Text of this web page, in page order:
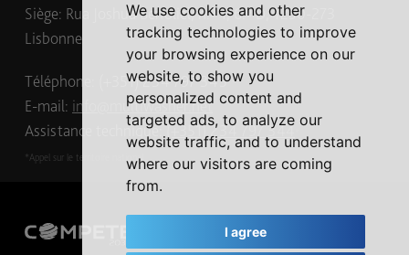
We use cookies and other
tracking technologies to improve
your browsing experience on our
website, to show you
personalized content and
targeted ads, to analyze our
website traffic, and to understand
where our visitors are coming
from.
I agree
Siège: Rua Joshua Benoliel, n.º 1, 6.º D, 1250-273
Lisbonne
Téléphone: (+351) 234 797 345 *
E-mail: info@multiwasher.net
Assistance technique:(+351) 234 797 344
*Appel sur le territoire national